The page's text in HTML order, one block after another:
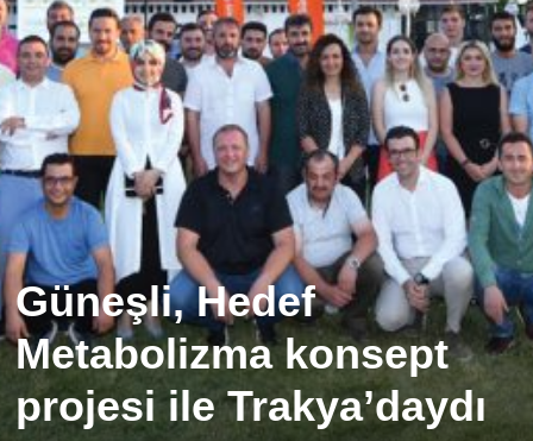
Güneşli, Hedef
Metabolizma konsept
projesi ile Trakya’daydı